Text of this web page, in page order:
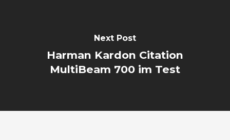
Next Post
Harman Kardon Citation
MultiBeam 700 im Test